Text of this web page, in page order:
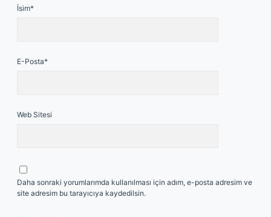
İsim*
E-Posta*
Web Sitesi
Daha sonraki yorumlarımda kullanılması için adım, e-posta adresim ve
site adresim bu tarayıcıya kaydedilsin.